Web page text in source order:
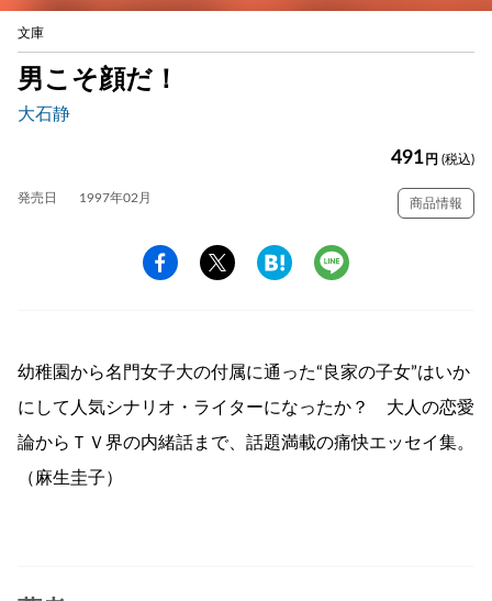
文庫
男こそ顔だ！
大石静
491 円 (税込)
発売日 1997年02月 商品情報
幼稚園から名門女子大の付属に通った“良家の子女”はいか
にして人気シナリオ・ライターになったか？ 大人の恋愛
論からＴＶ界の内緒話まで、話題満載の痛快エッセイ集。
（麻生圭子）